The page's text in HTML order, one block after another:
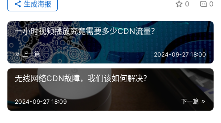
0 0
生成海报
一小时视频播放究竟需要多少CDN流量？
上一篇 2024-09-27 18:00
无线网络CDN故障，我们该如何解决？
下一篇
2024-09-27 18:09